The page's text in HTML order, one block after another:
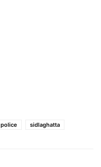
police sidlaghatta